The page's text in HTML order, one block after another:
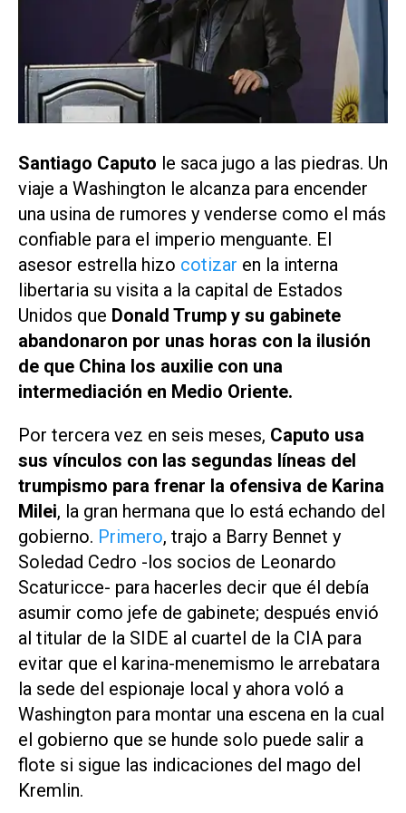
Santiago Caputo le saca jugo a las piedras. Un
viaje a Washington le alcanza para encender
una usina de rumores y venderse como el más
confiable para el imperio menguante. El
asesor estrella hizo cotizar en la interna
libertaria su visita a la capital de Estados
Unidos que Donald Trump y su gabinete
abandonaron por unas horas con la ilusión
de que China los auxilie con una
intermediación en Medio Oriente.
Por tercera vez en seis meses, Caputo usa
sus vínculos con las segundas líneas del
trumpismo para frenar la ofensiva de Karina
Milei, la gran hermana que lo está echando del
gobierno. Primero, trajo a Barry Bennet y
Soledad Cedro -los socios de Leonardo
Scaturicce- para hacerles decir que él debía
asumir como jefe de gabinete; después envió
al titular de la SIDE al cuartel de la CIA para
evitar que el karina-menemismo le arrebatara
la sede del espionaje local y ahora voló a
Washington para montar una escena en la cual
el gobierno que se hunde solo puede salir a
flote si sigue las indicaciones del mago del
Kremlin.